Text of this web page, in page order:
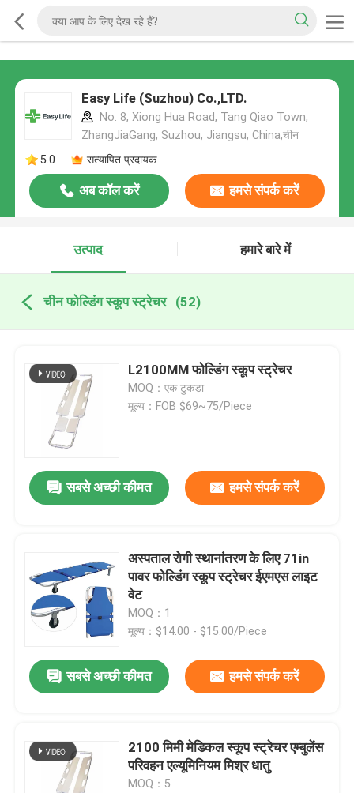
Easy Life (Suzhou) Co.,LTD.
No. 8, Xiong Hua Road, Tang Qiao Town,
ZhangJiaGang, Suzhou, Jiangsu, China,चीन
5.0
सत्यापित प्रदायक
अब कॉल करें हमसे संपर्क करें
उत्पाद हमारे बारे में
चीन फोल्डिंग स्कूप स्ट्रेचर (52)
L2100MM फोल्डिंग स्कूप स्ट्रेचर
MOQ：एक टुकड़ा
मूल्य：FOB $69~75/Piece
सबसे अच्छी कीमत हमसे संपर्क करें
अस्पताल रोगी स्थानांतरण के लिए 71in
पावर फोल्डिंग स्कूप स्ट्रेचर ईएमएस लाइट
वेट
MOQ：1
मूल्य：$14.00 - $15.00/Piece
सबसे अच्छी कीमत हमसे संपर्क करें
2100 मिमी मेडिकल स्कूप स्ट्रेचर एम्बुलेंस
परिवहन एल्यूमिनियम मिश्र धातु
MOQ：5